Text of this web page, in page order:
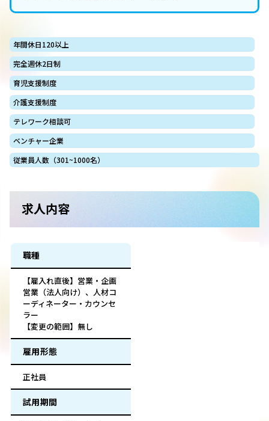
年間休日120以上
完全週休2日制
育児支援制度
介護支援制度
テレワーク相談可
ベンチャー企業
従業員人数（301~1000名）
求人内容
職種
【雇入れ直後】営業・企画
営業（法人向け）、人材コ
ーディネーター・カウンセ
ラー
【変更の範囲】無し
雇用形態
正社員
試用期間